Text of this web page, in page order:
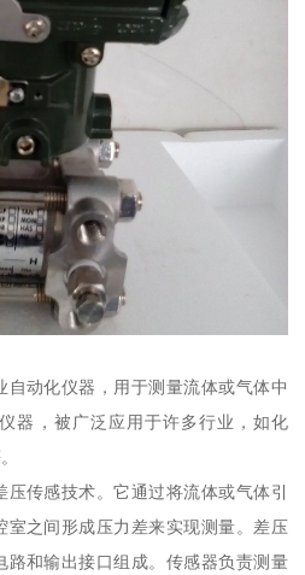
自动化仪器，用于测量流体或气体中
器，被广泛应用于许多行业，如化
传感技术。它通过将流体或气体引
室之间形成压力差来实现测量。差压
路和输出接口组成。传感器负责测量